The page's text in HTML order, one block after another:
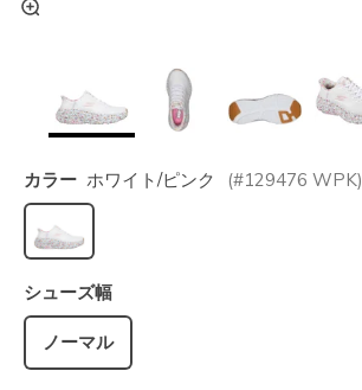
カラー ホワイト/ピンク (#129476 WPK)
選択されました
シューズ幅
ノーマル